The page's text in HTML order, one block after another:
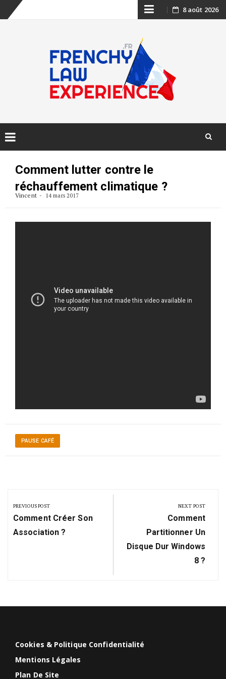
Skip
content
8 août 2026
Comment lutter contre le
réchauffement climatique ?
Vincent 14 mars 2017
PAUSE CAFÉ
de
l’article
PREVIOUS POST
Previous
Post:
Comment Créer Son
Association ?
NEXT POST
Next
Post:
Comment
Partitionner Un
Disque Dur Windows
8 ?
Cookies & Politique Confidentialité
Mentions Légales
Plan De Site